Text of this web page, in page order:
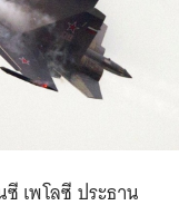
เพโลซี ประธาน